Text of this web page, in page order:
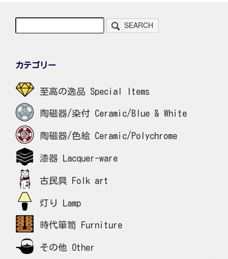
SEARCH
カテゴリー
至高の逸品 Special Items
陶磁器/染付 Ceramic/Blue & White
陶磁器/色絵 Ceramic/Polychrome
漆器 Lacquer-ware
古民具 Folk art
灯り Lamp
時代箪笥 Furniture
その他 Other